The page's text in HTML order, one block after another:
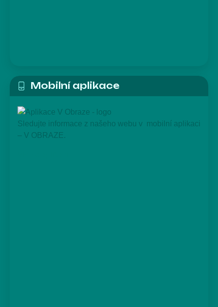
Mobilní aplikace
Sledujte informace z našeho webu v mobilní aplikaci
– V OBRAZE.